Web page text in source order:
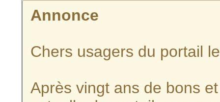
Annonce
Chers usagers du portail
Après vingt ans de bons